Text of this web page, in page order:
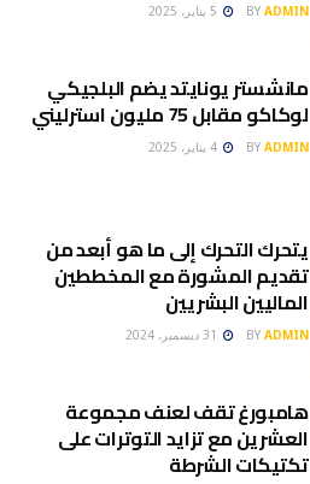
BY ADMIN
مانشستر يونايتد يضم البلجيكي
لوكاكو مقابل 75 مليون استرليني
BY ADMIN 4 يناير، 2025
يتحرك التحرك إلى ما هو أبعد من
تقديم المشورة مع المخططين
الماليين البشريين
BY ADMIN
هامبورغ تقف لعنف مجموعة
العشرين مع تزايد التوترات على
تكتيكات الشرطة